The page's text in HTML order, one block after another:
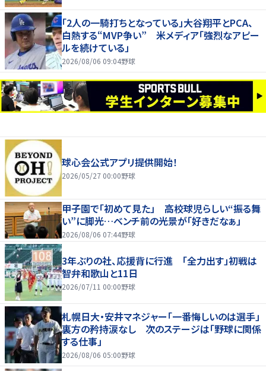
「2人の一騎打ちとなっている」大谷翔平とPCA、
白熱する“MVP争い” 米メディア「強烈なアピー
ルを続けている」
2026/08/06 09:04野球
球心会公式アプリ提供開始！
2026/05/27 00:00野球
甲子園で「初めて見た」 高校球児らしい“振る舞
い”に脚光…ベンチ前の光景が「好きだなぁ」
2026/08/06 07:44野球
3年ぶりの社、応援背に行進 「全力出す」初戦は
智弁和歌山と11日
2026/07/11 00:00野球
札幌日大・安井マネジャー「一番悔しいのは選手」
裏方の矜持涙なし 次のステージは「野球に関係
する仕事」
2026/08/06 05:00野球